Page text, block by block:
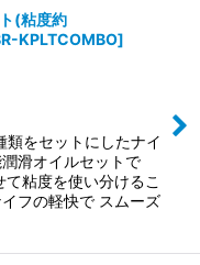
(粘度約
KPLTCOMBO]
をセットにしたナイ
滑オイルセットで
粘度を使い分けるこ
フの軽快で スムーズ